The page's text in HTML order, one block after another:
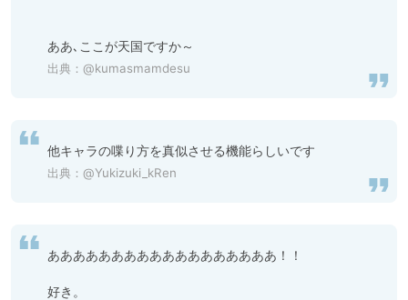
ああ､ここが天国ですか～
出典： @kumasmamdesu
他キャラの喋り方を真似させる機能らしいです
出典： @Yukizuki_kRen
ああああああああああああああああああ！！
好き。